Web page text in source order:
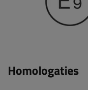
Homologaties